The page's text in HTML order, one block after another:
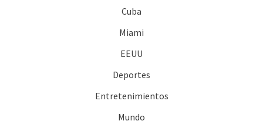
Cuba
Miami
EEUU
Deportes
Entretenimientos
Mundo